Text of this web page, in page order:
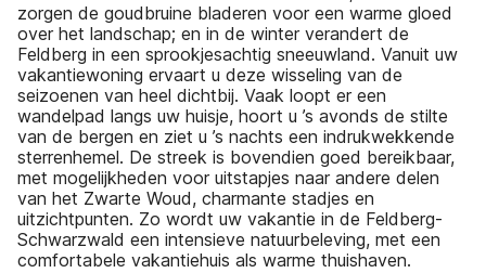
zorgen de goudbruine bladeren voor een warme gloed
over het landschap; en in de winter verandert de
Feldberg in een sprookjesachtig sneeuwland. Vanuit uw
vakantiewoning ervaart u deze wisseling van de
seizoenen van heel dichtbij. Vaak loopt er een
wandelpad langs uw huisje, hoort u ’s avonds de stilte
van de bergen en ziet u ’s nachts een indrukwekkende
sterrenhemel. De streek is bovendien goed bereikbaar,
met mogelijkheden voor uitstapjes naar andere delen
van het Zwarte Woud, charmante stadjes en
uitzichtpunten. Zo wordt uw vakantie in de Feldberg-
Schwarzwald een intensieve natuurbeleving, met een
comfortabele vakantiehuis als warme thuishaven.